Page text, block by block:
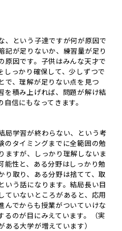
、という子達ですが何が原因で
記が足りないか、練習量が足り
原因です。子供はみんな天才で
しっかり確保して、少しずつで
で、理解が足りない点を見つ
を積み上げれば、問題が解け結
信にもなってきます。
局学習が終わらない、という考
のタイミングまでに全範囲の勉
ますが、しっかり理解しないま
能性と、ある分野はしっかり勉
り取り、ある分野は捨てて、取
いう話になります。結局長い目
ていないところがあると、応用
んでからも授業がついていけな
るのが目にみえています。（実
る大学が増えています）